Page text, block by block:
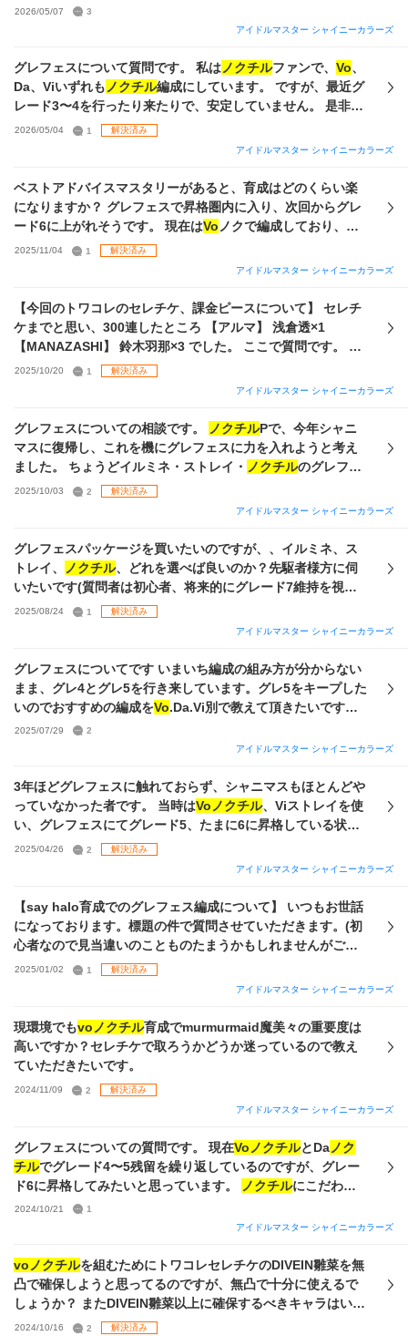
たいのですがどうやれば高ステに近づけますか？やり始めた
ばっかりいまいちやくわからず、YouTubeとか調べてもわか
タスが限界です汗 流れを教えていただけたら幸いです。 viの
サポカは二枚目のようになってます、やはりパラコレはづき
完凸させたほうがいいでしょうか😖
2026/05/07
3
アイドルマスター シャイニーカラーズ
グレフェスについて質問です。 私はノクチルファンで、 Vo、
Da、Viいずれも ノクチル編成にしています。 ですが、最近グ
レード3〜4を行ったり来たりで、安定していません。 是非と
もグレード4に安定、最終的にはそれ以上を目指すために、自
を組むならこうする、
するときのサポートSSRの編成・おすすめの未所持 ノクチル
P-SSRについてもアドバイスを頂きたいです。 よろしくお願
いします。
2026/05/04 1
解決済み
アイドルマスター シャイニーカラーズ
ベストアドバイスマスタリーがあると、育成はどのくらい楽
になりますか？ グレフェスで昇格圏内に入り、次回からグレ
ード6に上がれそうです。 現在はVo ノクで編成しており、グ
レード7を目指したいと考えています。 ただ、始めてから5ヶ
月ほどしか経っておらず、サポートがかなり弱めでセイハロ
をあまり上げられず、基礎3％と6％に加えて、すり抜けで手
に入れたトワコレの基礎3％を入れて、なんとかトップモデル
やプロダンサーを発動できる状態です。 そのため引きたい気
こと、そして今後のノクチル
う気持ちもあり迷っています。 今回パラコレのはづきさんを
を待つべきか、どちらがおすすめでしょうか？ また、はづき
さんを引く場合は、完凸でないと効果は薄いですか？
2025/11/04 1
解決済み
アイドルマスター シャイニーカラーズ
【今回のトワコレのセレチケ、課金ピースについて】 セレチ
ケまでと思い、300連したところ 【アルマ】 浅倉透×1
【MANAZASHI】 鈴木羽那×3 でした。 ここで質問です。 私
は浅倉透が最推しなのですが、現在グレフェスでメインで使
なので、セレチケを使ってまで
す。 将来Voノクチルへとシフトチェンジをする可能性を見越
して、 セレチケ▶︎浅倉透 ピース▶︎浅倉透、羽那 にするか
セレチケ▶︎羽那 ピース▶︎羽那 にしてトワコレ完凸サポート
らない場合、セレチケでどちらを交換するべきか。 主観的な
意見でも大歓迎ですのでぜひご教授してくださると助かりま
2025/10/20 1
解決済み
アイドルマスター シャイニーカラーズ
グレフェスについての相談です。 ノクチルPで、今年シャニ
マスに復帰し、これを機にグレフェスに力を入れようと考え
ました。 ちょうどイルミネ・ストレイ・ ノクチルのグレフェ
スパッケージが販売されていたためそちらを購入し、手元の
UR円香を加えて先日初めてグレ7タッチを果たしました。今
ですが、今回のパラコレ小糸を完凸して Vo
ノクに切り替える
べきか、既存のDaノクを使うべきか、というところです Da
の方がサポカが豊富なのですが、パラコレ透が1凸のままなの
ただきました。 以下にスクショ添付しますので、アドバイス
2025/10/03 2
解決済み
アイドルマスター シャイニーカラーズ
グレフェスパッケージを買いたいのですが、、イルミネ、ス
トレイ、
ノクチル、どれを選べば良いのか？先駆者様方に伺
いたいです(質問者は初心者、将来的にグレード7維持を視野
にして) 質問失礼します、先日の美琴ガチャからシャニマスを
始めた初心者です。ゲームを進めてゆきとりあえずセイハロ
度が最低限に達した際、このパッケージのお得さ、異常さに
気がついたので質問させていただきます。 グレフェスパッケ
ージどれを選べば良いのか(初心者、将来的にグレード7維持
特化でグレフェスを進めたいのですが、あまりおすすめで
で見てどのパッケージがこの先グレードを上げてゆくのにお
すすめか、先駆者様方に伺わさせていただきたいです。 ※自
分の現時点の所見としては、イルミネvoのセットが少し他よ
り強いのかなと考えています、 voは先日開催の美琴と現在開
催中のルカを獲得できたので
2025/08/24 1
解決済み
アイドルマスター シャイニーカラーズ
グレフェスについてです いまいち編成の組み方が分からない
まま、グレ4とグレ5を行き来しています。グレ5をキープした
いのでおすすめの編成をVo.Da.Vi別で教えて頂きたいです！
今はノクチル軸で組んでいます。 また、凸すべきカードがあ
りましたら教えて頂けますと幸いです。 画像が見にくくてす
2025/07/29
2
アイドルマスター シャイニーカラーズ
3年ほどグレフェスに触れておらず、シャニマスもほとんどや
っていなかった者です。 当時はVoノクチル、Viストレイを使
い、グレフェスにてグレード5、たまに6に昇格している状態
でした。 3年前と現在で環境が変わっていることは重々承知
していますが、現在の手持ちで以前と同じようにグレード5～
マス知識としては、STEP実装あたりから記憶がおぼろげにな
っている状態です。 分かりづらい説明で申し訳ございません
が、ご回答いただけますと幸いです。
2025/04/26 2
解決済み
アイドルマスター シャイニーカラーズ
【say halo育成でのグレフェス編成について】 いつもお世話
になっております。標題の件で質問させていただきます。(初
心者なので見当違いのことものたまうかもしれませんがご容
赦ください) 今まではViノクチル
した。(雛菜を使いたい、私の手持ちがVi寄りだと教えて頂い
Twitterで見かけ、もしかしてユニットで固めなくても良くな
ったのではと思いここで質問させていただいた次第です。 と
いうのも私の推しは雛菜なのですが次点で好きな夏葉、グル
で2人とも完凸まで回しました。 せっかく引いたのでグレフ
ェスで組み合わせることができるならば組みたいという概要
あたりをうろちょろ出来れば今は一旦満足、レベルで考えて
いただければと思います) 【質問まとめ】 ・say haloではユ
ニットを超えた編成は可能か ・直近の夏葉、あさひ、推しの
雛菜(マイコレ？になるのかなと思っています)で組んだ場合残
り2枠は誰が適当か (今の手持ちで誰かという部分と未来でこ
です。例：Voのストレイライト期間限定が出れば抑えたい等)
・上記条件でsay haloで育成する際使えるサポート(Vo？) ・
新しく作るノウハウ本はどんなノウハウが適当か ・前提とし
てのsay haloでの基本的な育成の動き 質問が多くそもそも前
2025/01/02 1
解決済み
アイドルマスター シャイニーカラーズ
現環境でもvoノクチル育成でmurmurmaid魔美々の重要度は
高いですか？セレチケで取ろうかどうか迷っているので教え
ていただきたいです。
2024/11/09 2
解決済み
アイドルマスター シャイニーカラーズ
グレフェスについての質問です。 現在VoノクチルとDaノク
チルでグレード4〜5残留を繰り返しているのですが、グレー
ド6に昇格してみたいと思っています。
ノクチルにこだわら
ず、他にどんな編成が組めるか教えていただきたいです。PS
はづき3〜4枚使用可能です。ぜひよろしくお願いします。
2024/10/21
1
アイドルマスター シャイニーカラーズ
voノクチルを組むためにトワコレセレチケのDIVEIN雛菜を無
凸で確保しようと思ってるのですが、無凸で十分に使えるで
しょうか？ またDIVEIN雛菜以上に確保するべきキャラはいる
でしょうか？ 1年目なので強いサポ持ってないです。 よろし
2024/10/16 2
解決済み